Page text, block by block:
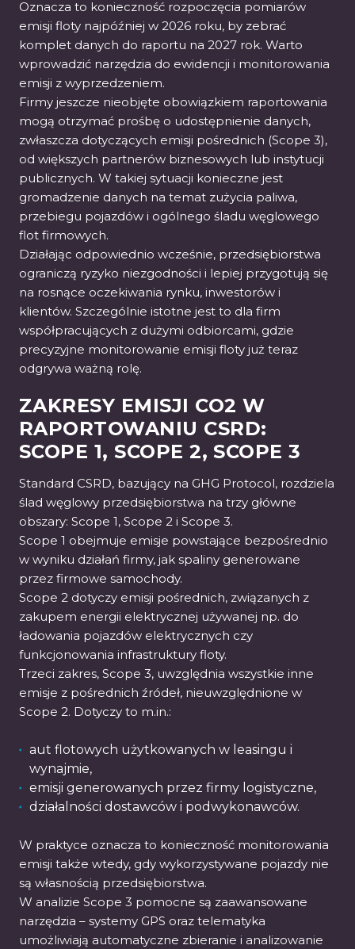
Oznacza to konieczność rozpoczęcia pomiarów
emisji floty najpóźniej w 2026 roku, by zebrać
komplet danych do raportu na 2027 rok. Warto
wprowadzić narzędzia do ewidencji i monitorowania
emisji z wyprzedzeniem.
Firmy jeszcze nieobjęte obowiązkiem raportowania
mogą otrzymać prośbę o udostępnienie danych,
zwłaszcza dotyczących emisji pośrednich (Scope 3),
od większych partnerów biznesowych lub instytucji
publicznych. W takiej sytuacji konieczne jest
gromadzenie danych na temat zużycia paliwa,
przebiegu pojazdów i ogólnego śladu węglowego
flot firmowych.
Działając odpowiednio wcześnie, przedsiębiorstwa
ograniczą ryzyko niezgodności i lepiej przygotują się
na rosnące oczekiwania rynku, inwestorów i
klientów. Szczególnie istotne jest to dla firm
współpracujących z dużymi odbiorcami, gdzie
precyzyjne monitorowanie emisji floty już teraz
odgrywa ważną rolę.
ZAKRESY EMISJI CO2 W
RAPORTOWANIU CSRD:
SCOPE 1, SCOPE 2, SCOPE 3
Standard CSRD, bazujący na GHG Protocol, rozdziela
ślad węglowy przedsiębiorstwa na trzy główne
obszary: Scope 1, Scope 2 i Scope 3.
Scope 1 obejmuje emisje powstające bezpośrednio
w wyniku działań firmy, jak spaliny generowane
przez firmowe samochody.
Scope 2 dotyczy emisji pośrednich, związanych z
zakupem energii elektrycznej używanej np. do
ładowania pojazdów elektrycznych czy
funkcjonowania infrastruktury floty.
Trzeci zakres, Scope 3, uwzględnia wszystkie inne
emisje z pośrednich źródeł, nieuwzględnione w
Scope 2. Dotyczy to m.in.:
aut flotowych użytkowanych w leasingu i
wynajmie,
emisji generowanych przez firmy logistyczne,
działalności dostawców i podwykonawców.
W praktyce oznacza to konieczność monitorowania
emisji także wtedy, gdy wykorzystywane pojazdy nie
są własnością przedsiębiorstwa.
W analizie Scope 3 pomocne są zaawansowane
narzędzia – systemy GPS oraz telematyka
umożliwiają automatyczne zbieranie i analizowanie